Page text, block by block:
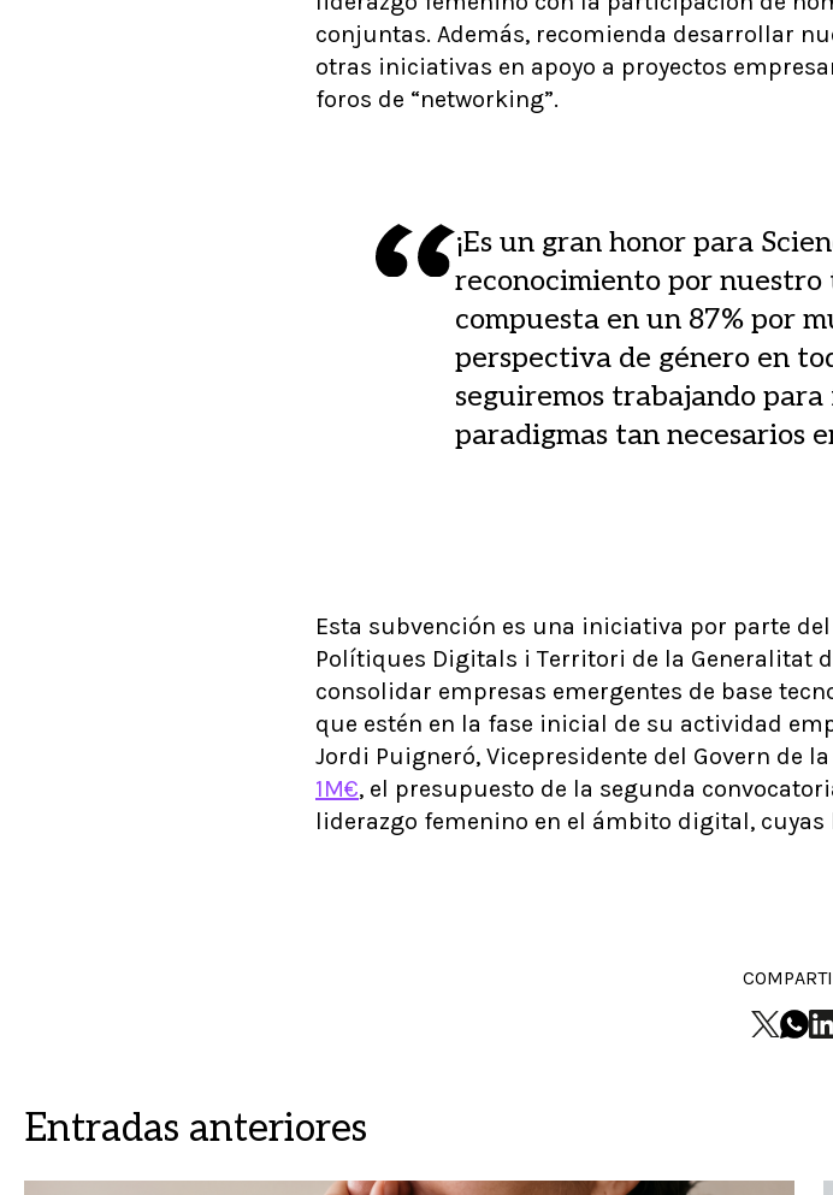
conjuntas. Además, recomienda desarrollar
otras iniciativas en apoyo a proyectos
foros de “networking”.
¡Es un gran honor para
reconocimiento por nuestro
compuesta en un 87% por
perspectiva de género en
seguiremos trabajando
paradigmas tan necesarios
Esta subvención es una iniciativa por parte
Polítiques Digitals i Territori de la Generalitat
consolidar empresas emergentes de base
que estén en la fase inicial de su actividad
Jordi Puigneró, Vicepresidente del Govern de
1M€, el presupuesto de la segunda
liderazgo femenino en el ámbito digital,
Entradas anteriores